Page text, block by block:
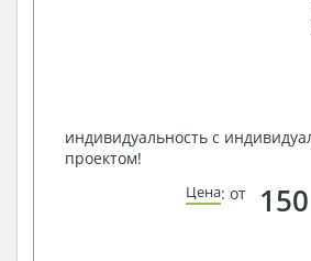
индивидуальность с
проектом!
Цена: от 150